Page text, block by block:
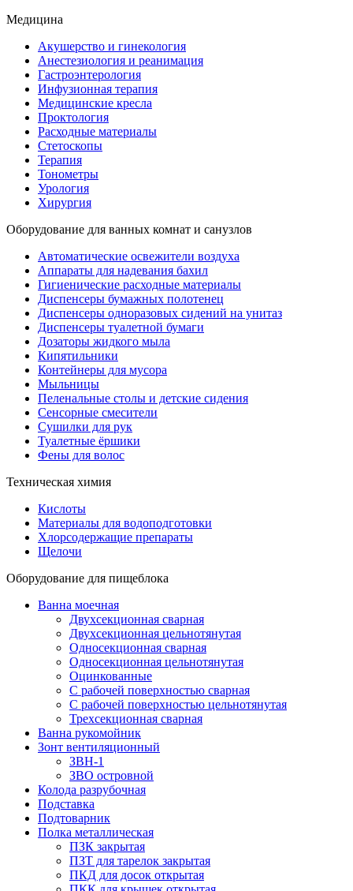
Медицина
Акушерство и гинекология
Анестезиология и реанимация
Гастроэнтерология
Инфузионная терапия
Медицинские кресла
Проктология
Расходные материалы
Стетоскопы
Терапия
Тонометры
Урология
Хирургия
Оборудование для ванных комнат и санузлов
Автоматические освежители воздуха
Аппараты для надевания бахил
Гигиенические расходные материалы
Диспенсеры бумажных полотенец
Диспенсеры одноразовых сидений на унитаз
Диспенсеры туалетной бумаги
Дозаторы жидкого мыла
Кипятильники
Контейнеры для мусора
Мыльницы
Пеленальные столы и детские сидения
Сенсорные смесители
Сушилки для рук
Туалетные ёршики
Фены для волос
Техническая химия
Кислоты
Материалы для водоподготовки
Хлорсодержащие препараты
Щелочи
Оборудование для пищеблока
Ванна моечная
Двухсекционная сварная
Двухсекционная цельнотянутая
Односекционная сварная
Односекционная цельнотянутая
Оцинкованные
С рабочей поверхностью сварная
С рабочей поверхностью цельнотянутая
Трехсекционная сварная
Ванна рукомойник
Зонт вентиляционный
ЗВН-1
ЗВО островной
Колода разрубочная
Подставка
Подтоварник
Полка металлическая
ПЗК закрытая
ПЗТ для тарелок закрытая
ПКД для досок открытая